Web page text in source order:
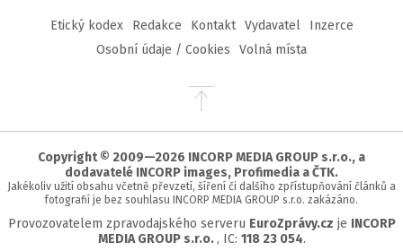
Etický kodex Redakce Kontakt Vydavatel
Inzerce
Osobní údaje / Cookies
Volná místa
Přejít
stránky
Copyright © 2009—2026 INCORP MEDIA GROUP s.r.o., a
dodavatelé INCORP images, Profimedia a ČTK.
Jakékoliv užití obsahu včetně převzetí, šíření či dalšího zpřístupňování článků a
fotografií je bez souhlasu INCORP MEDIA GROUP s.r.o. zakázáno.
Provozovatelem zpravodajského serveru EuroZprávy.cz je INCORP
MEDIA GROUP s.r.o. , IC: 118 23 054.